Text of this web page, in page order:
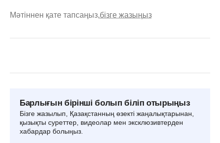
Мәтіннен қате тапсаңыз,бізге жазыңыз
Барлығын бірінші болып біліп отырыңыз
Бізге жазылып, Қазақстанның өзекті жаңалықтарынан,
қызықты суреттер, видеолар мен эксклюзивтерден
хабардар болыңыз.